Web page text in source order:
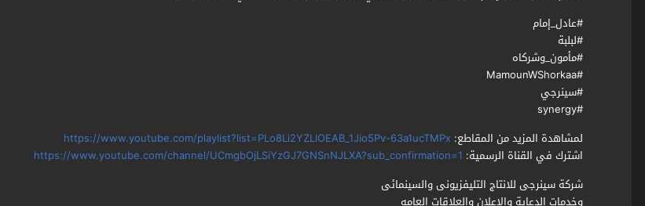
#عادل_إمام
#لبلبة
#مأمون_وشركاه
#MamounWShorkaa
#سينرجي
#synergy
لمشاهدة المزيد من المقاطع:https://www.youtube.com/playlist?list=PLo8Li2YZLIOEAB_1Jio5Pv-63a1ucTMPx
اشترك في القناة الرسمية: https://www.youtube.com/channel/UCmgbOjLSiYzGJ7GNSnNJLXA?sub_confirmation=1
شركة سينرجى للانتاج التليفزيونى والسينمائى
وخدمات الدعاية والإعلان والعلاقات العامه